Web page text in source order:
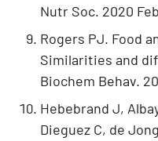
Nutr Soc. 2020
Rogers PJ. Food
Similarities and
Biochem Behav.
Hebebrand J,
Dieguez C, de